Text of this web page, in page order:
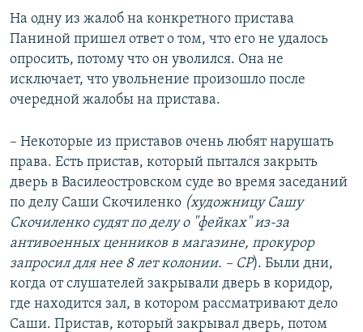
На одну из жалоб на конкретного пристава
Паниной пришел ответ о том, что его не удалось
опросить, потому что он уволился. Она не
исключает, что увольнение произошло после
очередной жалобы на пристава.
– Некоторые из приставов очень любят нарушать
права. Есть пристав, который пытался закрыть
дверь в Василеостровском суде во время заседаний
по делу Саши Скочиленко (художницу Сашу
Скочиленко судят по делу о "фейках" из-за
антивоенных ценников в магазине, прокурор
запросил для нее 8 лет колонии. – СР). Были дни,
когда от слушателей закрывали дверь в коридор,
где находится зал, в котором рассматривают дело
Саши. Пристав, который закрывал дверь, потом